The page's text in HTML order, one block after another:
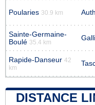
Poularies 30.9 km
Sainte-Germaine-
Boulé 35.4 km
Rapide-Danseur 42
km
DISTANCE